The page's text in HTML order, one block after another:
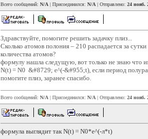
Всего сообщений: N/A | Присоединился: N/A | Отправлено: 24 нояб.
Здравствуйте, помогите решить задачку плиз...
Сколько атомов полония – 210 распадается за
количества атомов?
формулу нашла следущую, вот только не знаю что
N(t) = N0 &#8729; е^(-&#955;t), если период
помогите плиз, заранее спасибо.
Всего сообщений: N/A | Присоединился: N/A | Отправлено: 24 нояб.
формула выглядит так N(t) = N0*e^(-л*t)